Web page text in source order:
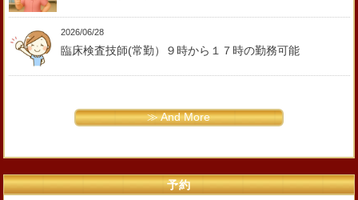
2026/06/28
臨床検査技師(常勤）９時から１７時の勤務可能
≫ And More
予約